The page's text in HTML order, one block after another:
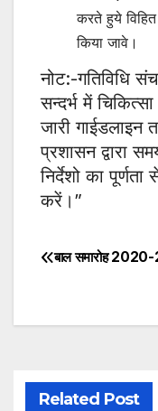
करते हुये
किया जावे।
नोट:-गतिविधि
सन्दर्भ में
जारी गाईडलाइन
प्रशासन द्वारा
निर्देशो का
करें।”
Post
बाल समारोह 2020-
Related Post